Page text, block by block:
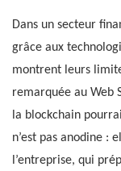
Dans un secteur
grâce aux
montrent leurs
remarquée au Web
la blockchain
n’est pas anodine :
l’entreprise, qui